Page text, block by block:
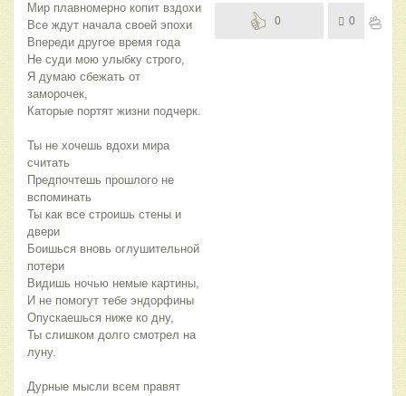
Мир плавномерно копит вздохи
Все ждут начала своей эпохи
Впереди другое время года
Не суди мою улыбку строго,
Я думаю сбежать от
заморочек,
Каторые портят жизни подчерк.
Ты не хочешь вдохи мира
считать
Предпочтешь прошлого не
вспоминать
Ты как все строишь стены и
двери
Боишься вновь оглушительной
потери
Видишь ночью немые картины,
И не помогут тебе эндорфины
Опускаешься ниже ко дну,
Ты слишком долго смотрел на
луну.
Дурные мысли всем правят
0 0